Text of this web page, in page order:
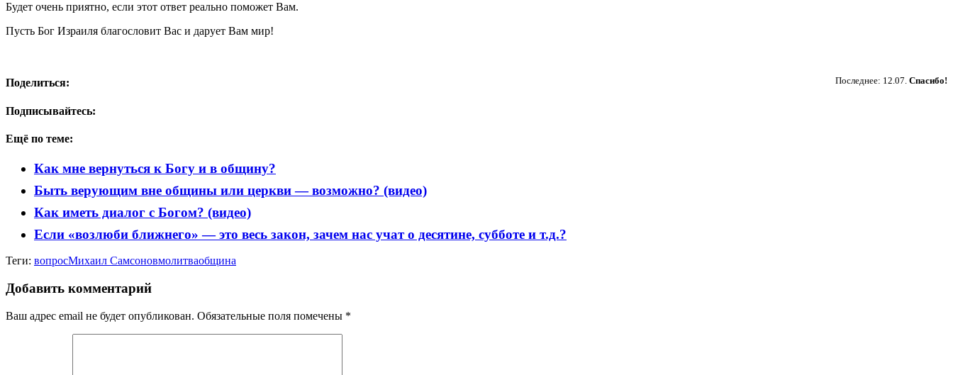
Будет очень приятно, если этот ответ реально поможет Вам.
Пусть Бог Израиля благословит Вас и дарует Вам мир!
Последнее: 12.07. Спасибо!
Поделиться:
Подписывайтесь:
Ещё по теме:
Как мне вернуться к Богу и в общину?
Быть верующим вне общины или церкви — возможно? (видео)
Как иметь диалог с Богом? (видео)
Если «возлюби ближнего» — это весь закон, зачем нас учат о десятине, субботе и т.д.?
Теги: вопросМихаил Самсоновмолитваобщина
Добавить комментарий
Ваш адрес email не будет опубликован. Обязательные поля помечены *